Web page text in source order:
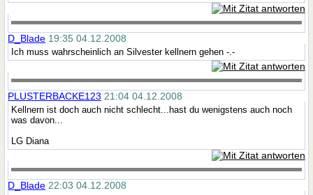
D_Blade 19:35 04.12.2008
Ich muss wahrscheinlich an Silvester kellnern gehen -.-
PLUSTERBACKE123 21:04 04.12.2008
Kellnern ist doch auch nicht schlecht...hast du wenigstens auch noch
was davon...
LG Diana
D_Blade 22:03 04.12.2008